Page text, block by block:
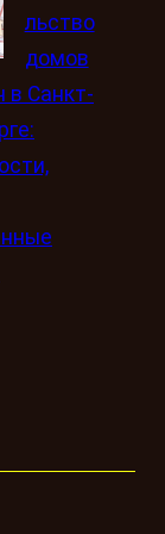
льство
домов
в Санкт-